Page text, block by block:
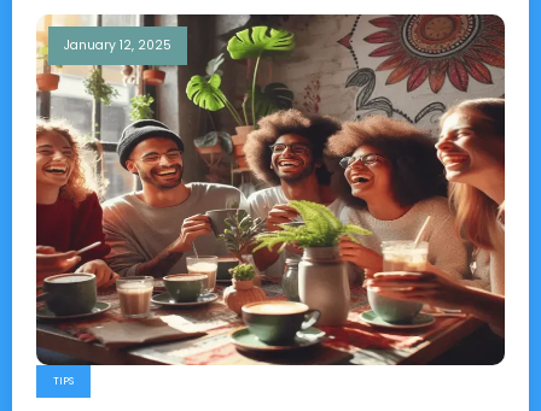
January 12, 2025
TIPS